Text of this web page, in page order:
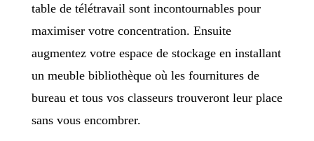
table de télétravail sont incontournables pour
maximiser votre concentration. Ensuite
augmentez votre espace de stockage en installant
un meuble bibliothèque où les fournitures de
bureau et tous vos classeurs trouveront leur place
sans vous encombrer.